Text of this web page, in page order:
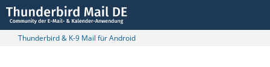
Thunderbird & K-9 Mail für Android